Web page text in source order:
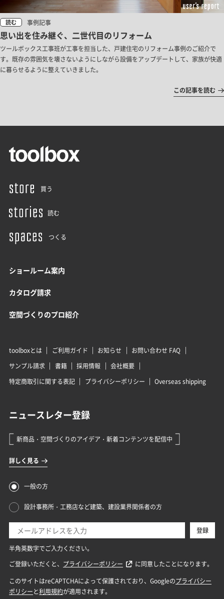
読む 事例記事
思い出を住み継ぐ、二世代目のリフォーム
ツールボックス工事班が工事を担当した、戸建住宅のリフォーム事例のご紹介で
す。既存の雰囲気を壊さないようにしながら設備をアップデートして、家族が快適
に暮らせるように整えていきました。
この記事を読む
買う
読む
つくる
ショールーム案内
カタログ請求
空間づくりのプロ紹介
toolboxとは ご利用ガイド お知らせ
お問い合わせ FAQ
サンプル請求
書籍 採用情報
会社概要
特定商取引に関する表記
プライバシーポリシー Overseas shipping